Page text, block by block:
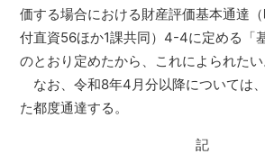
価する場合における財産評価基本通達
付直資56ほか1課共同）4-4に定める「
のとおり定めたから、これによられたい
なお、令和8年4月分以降については
た都度通達する。
記